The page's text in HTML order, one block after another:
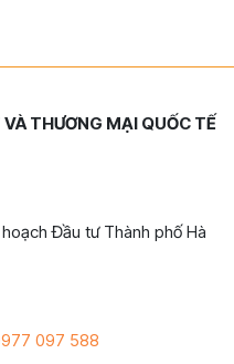
THƯƠNG MẠI QUỐC TẾ
Đầu tư Thành phố Hà
097 588